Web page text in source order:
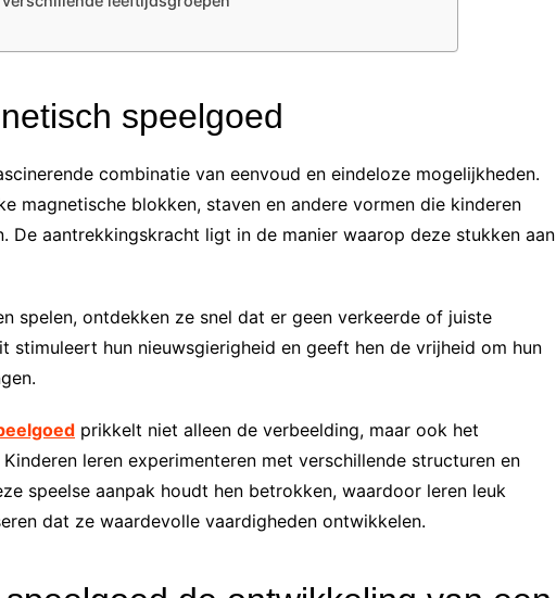
speelgoed
combinatie van eenvoud en eindeloze mogelijkheden.
magnetische blokken, staven en andere vormen die kinderen
De aantrekkingskracht ligt in de manier waarop deze stukken aan
spelen, ontdekken ze snel dat er geen verkeerde of juiste
stimuleert hun nieuwsgierigheid en geeft hen de vrijheid om hun
prikkelt niet alleen de verbeelding, maar ook het
leren experimenteren met verschillende structuren en
speelse aanpak houdt hen betrokken, waardoor leren leuk
dat ze waardevolle vaardigheden ontwikkelen.